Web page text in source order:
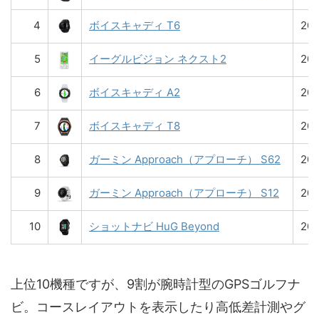
4 ボイスキャディ T6
5 イーグルビジョン ネクスト2
6 ボイスキャディ A2
7 ボイスキャディ T8
8 ガーミン Approach（アプローチ） S62
9 ガーミン Approach（アプローチ） S12
10 ショットナビ HuG Beyond
上位10機種ですが、9割が腕時計型のGPSゴルフナ
ビ。コースレイアウトを表示したり高低差計測やグ